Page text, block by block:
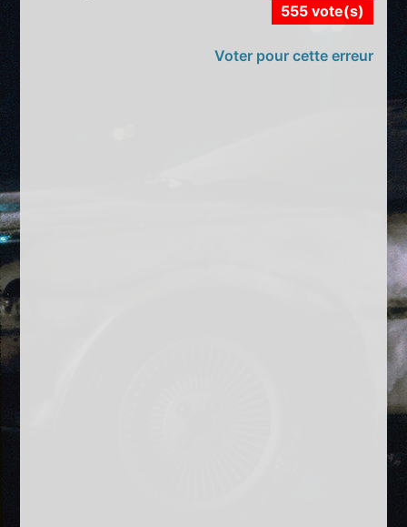
555 vote(s)
Voter pour cette erreur